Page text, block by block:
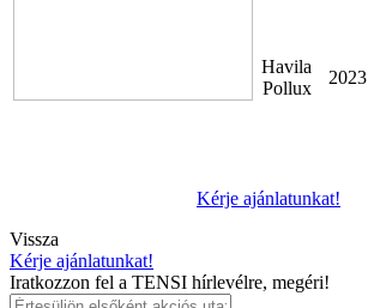
Havila
Pollux
2023
Kérje ajánlatunkat!
Vissza
Kérje ajánlatunkat!
Iratkozzon fel a TENSI hírlevélre, megéri!